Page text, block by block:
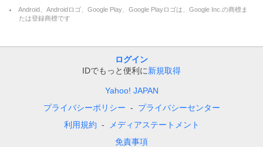
Android、Androidロゴ、Google Play、Google Playロゴは、Google Inc.の商標ま
たは登録商標です
ログイン
IDでもっと便利に新規取得
Yahoo! JAPAN
プライバシーポリシー
プライバシーセンター
利用規約
メディアステートメント
免責事項